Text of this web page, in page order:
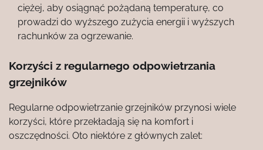
ciężej, aby osiągnąć pożądaną temperaturę, co
prowadzi do wyższego zużycia energii i wyższych
rachunków za ogrzewanie.
Korzyści z regularnego odpowietrzania
grzejników
Regularne odpowietrzanie grzejników przynosi wiele
korzyści, które przekładają się na komfort i
oszczędności. Oto niektóre z głównych zalet: